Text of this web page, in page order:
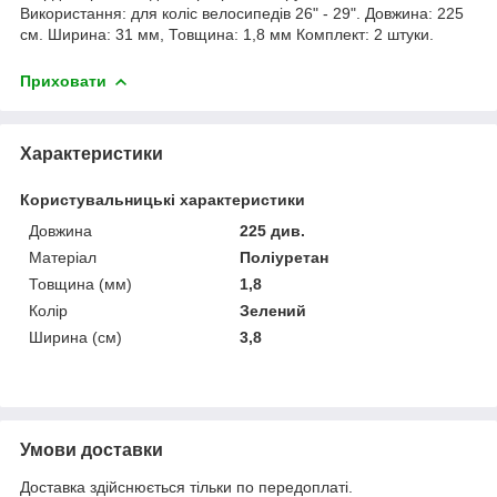
Використання: для коліс велосипедів 26" - 29". Довжина: 225
см. Ширина: 31 мм, Товщина: 1,8 мм Комплект: 2 штуки.
Приховати
Характеристики
Користувальницькі характеристики
Довжина
225 див.
Матеріал
Поліуретан
Товщина (мм)
1,8
Колір
Зелений
Ширина (см)
3,8
Умови доставки
Доставка здійснюється тільки по передоплаті.